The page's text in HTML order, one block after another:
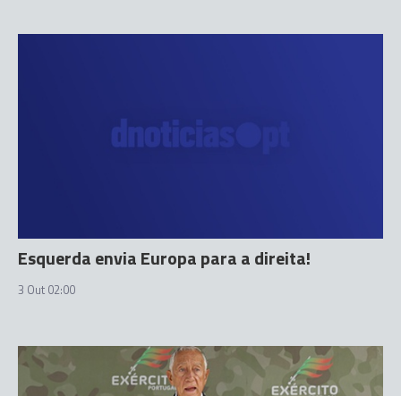
Esquerda envia Europa para a direita!
3 Out 02:00